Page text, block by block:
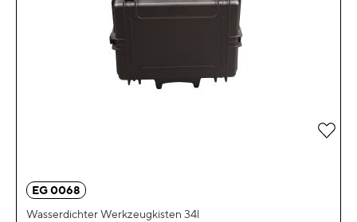
EG 0068
Wasserdichter Werkzeugkisten 34l
Zur